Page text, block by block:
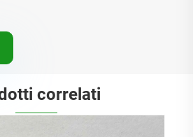
correlati